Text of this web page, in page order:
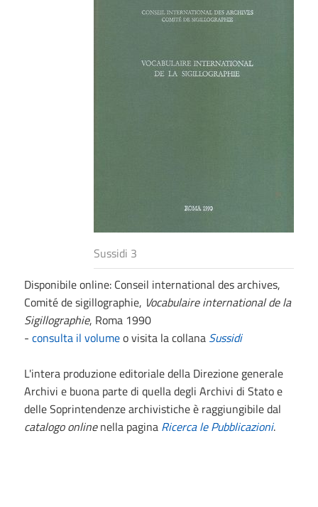
Sussidi 3
Disponibile online: Conseil international des archives,
Comité de sigillographie, Vocabulaire international de la
Sigillographie, Roma 1990
- consulta il volumeo visita la collana Sussidi
L'intera produzione editoriale della Direzione generale
Archivi e buona parte di quella degli Archivi di Stato e
delle Soprintendenze archivistiche è raggiungibile dal
catalogo onlinenella pagina Ricerca le Pubblicazioni.